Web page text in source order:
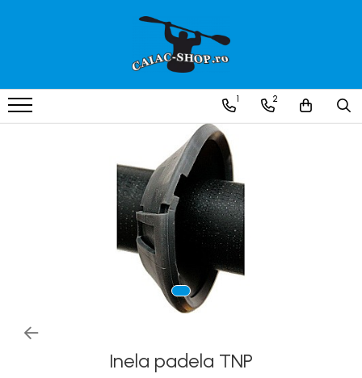
Caiace
Caiace tandem
Caiace de ape repezi (whitewater)
Caiace de tură și de mare
Caiace de competiție-club
Bărci de rafting
1 2
Inela padela TNP